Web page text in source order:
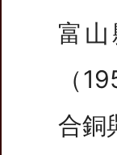
富山
（
合銅